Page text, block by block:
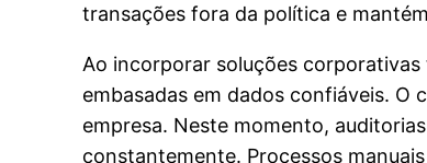
transações fora da política e
Ao incorporar soluções
embasadas em dados confiáveis.
empresa. Neste momento,
constantemente. Processos